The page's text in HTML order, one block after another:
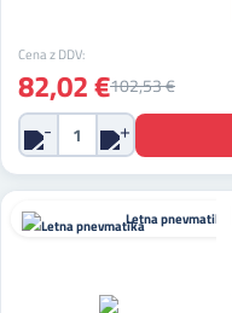
Cena z DDV:
82,02 €102,53 €
Letna pnevmatika